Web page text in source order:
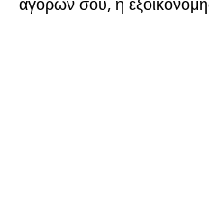
αγορών σου, η